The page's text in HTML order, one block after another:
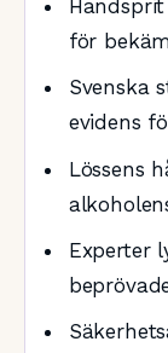
för
Svenska
evidens
Lössens
Experter